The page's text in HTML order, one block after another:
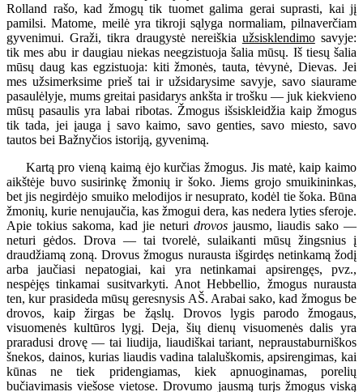
Rolland rašo, kad žmogų tik tuomet galima gerai suprasti, kai jį
pamilsi. Matome, meilė yra tikroji sąlyga normaliam, pilnaverčiam
gyvenimui. Graži, tikra draugystė nereiškia užsisklendimosavyje:
tik mes abu ir daugiau niekas neegzistuoja šalia mūsų. Iš tiesų šalia
mūsų daug kas egzistuoja: kiti žmonės, tauta, tėvynė, Dievas. Jei
mes užsimerksime prieš tai ir užsidarysime savyje, savo siaurame
pasaulėlyje, mums greitai pasidarys ankšta ir trošku — juk kiekvieno
mūsų pasaulis yra labai ribotas. Žmogus išsiskleidžia kaip žmogus
tik tada, jei įauga į savo kaimo, savo genties, savo miesto, savo
tautos bei Bažnyčios istoriją, gyvenimą.
Kartą pro vieną kaimą ėjo kurčias žmogus. Jis matė, kaip kaimo
aikštėje buvo susirinkę žmonių ir šoko. Jiems grojo smuikininkas,
bet jis negirdėjo smuiko melodijos ir nesuprato, kodėl tie šoka. Būna
žmonių, kurie nenujaučia, kas žmogui dera, kas nedera lyties sferoje.
Apie tokius sakoma, kad jie neturi drovos jausmo, liaudis sako —
neturi gėdos. Drova — tai tvorelė, sulaikanti mūsų žingsnius į
draudžiamą zoną. Drovus žmogus nurausta išgirdęs netinkamą žodį
arba jaučiasi nepatogiai, kai yra netinkamai apsirengęs, pvz.,
nespėjęs tinkamai susitvarkyti. Anot Hebbellio, žmogus nurausta
ten, kur prasideda mūsų geresnysis AŠ. Arabai sako, kad žmogus be
drovos, kaip žirgas be žąslų. Drovos lygis parodo žmogaus,
visuomenės kultūros lygį. Deja, šių dienų visuomenės dalis yra
praradusi drovę — tai liudija, liaudiškai tariant, nepraustaburniškos
šnekos, dainos, kurias liaudis vadina talaluškomis, apsirengimas, kai
kūnas ne tiek pridengiamas, kiek apnuoginamas, porelių
bučiavimasis viešose vietose. Drovumo jausmą turįs žmogus viską